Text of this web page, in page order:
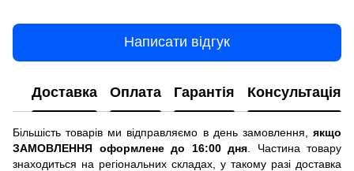
Написати відгук
Доставка Оплата Гарантія Консультація
Більшість товарів ми відправляємо в день замовлення, якщо
ЗАМОВЛЕННЯ оформлене до 16:00 дня . Частина товару
знаходиться на регіональних складах, у такому разі доставка